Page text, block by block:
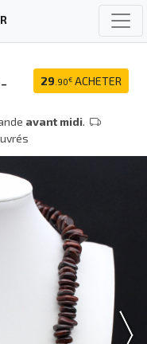
29 .90€ ACHETER
avant midi.